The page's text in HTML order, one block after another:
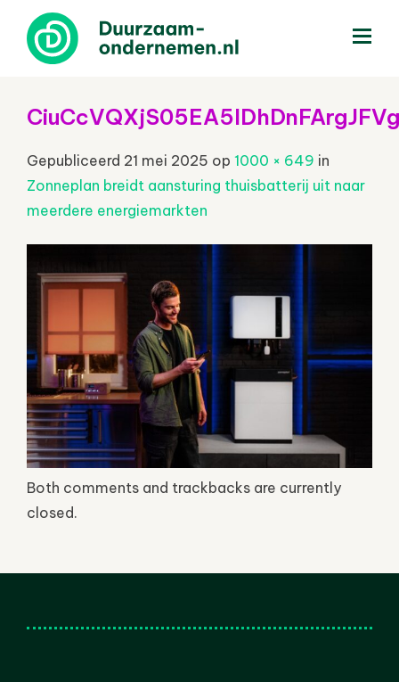
Gepubliceerd 21 mei 2025 op 1000 × 649 in
Zonneplan breidt aansturing thuisbatterij uit naar
meerdere energiemarkten
Both comments and trackbacks are currently
closed.